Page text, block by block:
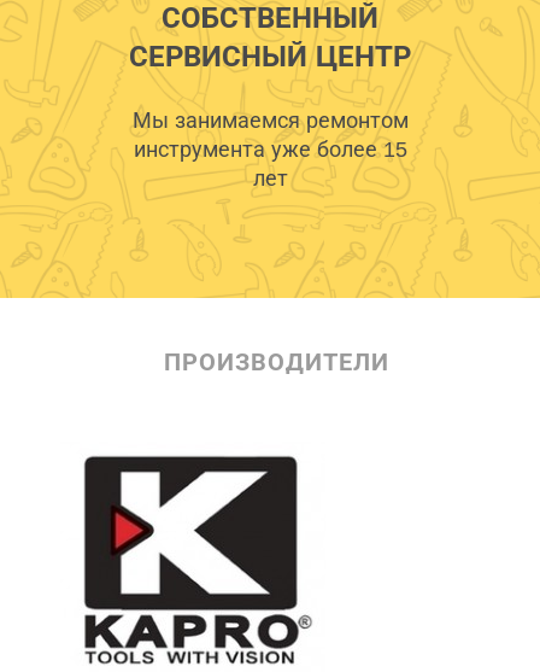
СОБСТВЕННЫЙ
СЕРВИСНЫЙ ЦЕНТР
Мы занимаемся ремонтом
инструмента уже более 15
лет
ПРОИЗВОДИТЕЛИ